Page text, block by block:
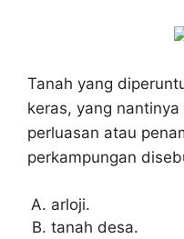
Tanah yang
keras, yang
perluasan atau
perkampungan
arloji.
tanah desa.